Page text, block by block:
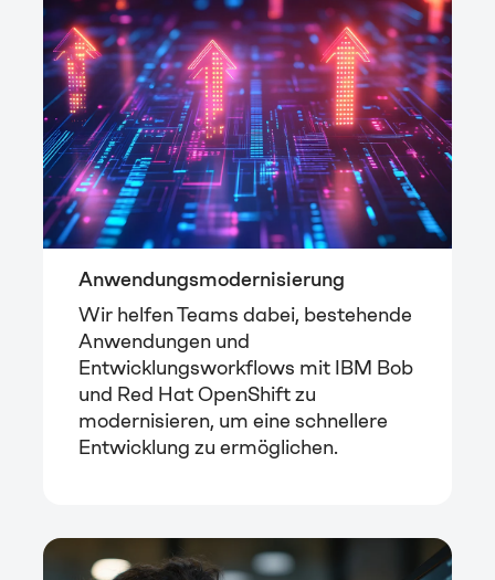
Anwendungsmodernisierung
Wir helfen Teams dabei, bestehende
Anwendungen und
Entwicklungsworkflows mit IBM Bob
und Red Hat OpenShift zu
modernisieren, um eine schnellere
Entwicklung zu ermöglichen.